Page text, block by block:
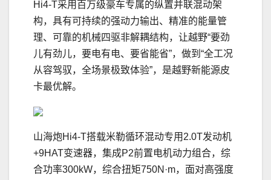
Hi4-T采用百万级豪车专属的纵置并联混动架
构，具有可持续的强动力输出、精准的能量管
理、可靠的机械四驱非解耦结构，让越野“要劲
儿有劲儿，要电有电、要省能省”，做到“全工况
从容驾驭，全场景极致体验”，是越野新能源皮
卡最优解。
山海炮Hi4-T搭载米勒循环混动专用2.0T发动机
+9HAT变速器，集成P2前置电机动力组合，综
合功率300kW，综合扭矩750N·m，面对高强度